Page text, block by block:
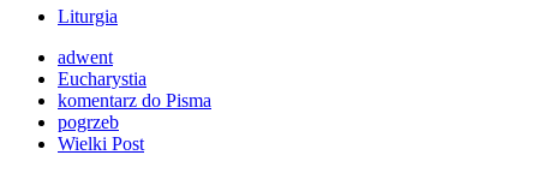
Liturgia
adwent
Eucharystia
komentarz do Pisma
pogrzeb
Wielki Post